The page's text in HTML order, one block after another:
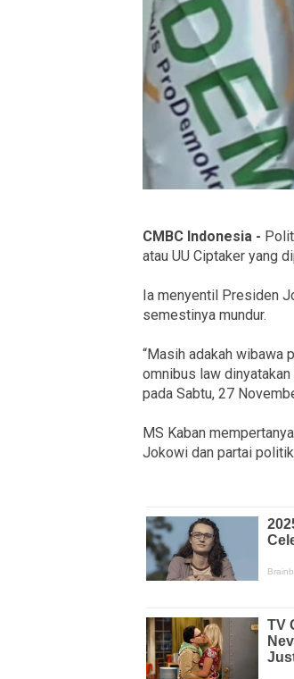
CMBC Indonesia -
atau UU Ciptaker yang
Ia menyentil Presiden
semestinya mundur.
“Masih adakah wibawa
omnibus law
pada Sabtu, 27
MS Kaban
Jokowi dan partai